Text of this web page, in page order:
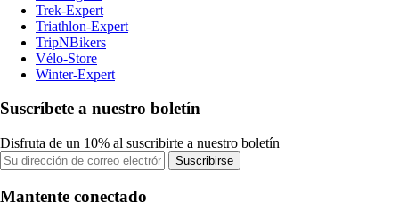
Trek-Expert
Triathlon-Expert
TripNBikers
Vélo-Store
Winter-Expert
Suscríbete a nuestro boletín
Disfruta de un 10% al suscribirte a nuestro boletín
Suscribirse
Mantente conectado